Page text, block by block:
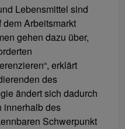
Lebensmittel sind
Arbeitsmarkt
gehen dazu über,
erklärt
des
ändert sich dadurch
innerhalb des
Schwerpunkt